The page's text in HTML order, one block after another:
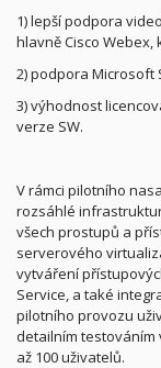
1) lepší podpora
hlavně Cisco Webex,
2) podpora Microsoft
3) výhodnost
verze SW.
V rámci pilotního
rozsáhlé
všech prostupů a
serverového
vytváření
Service, a také
pilotního provozu
detailním testováním
až 100 uživatelů.